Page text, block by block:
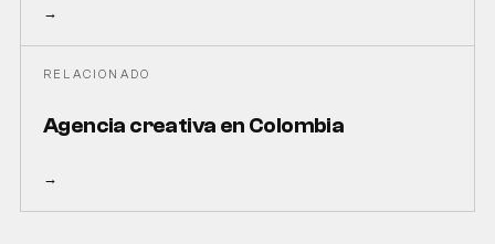
→
RELACIONADO
Agencia creativa en Colombia
→